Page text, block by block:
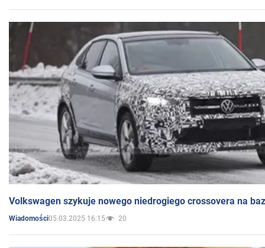
Volkswagen szykuje nowego niedrogiego crossovera na
Wiadomości05.03.2025 16:15 20